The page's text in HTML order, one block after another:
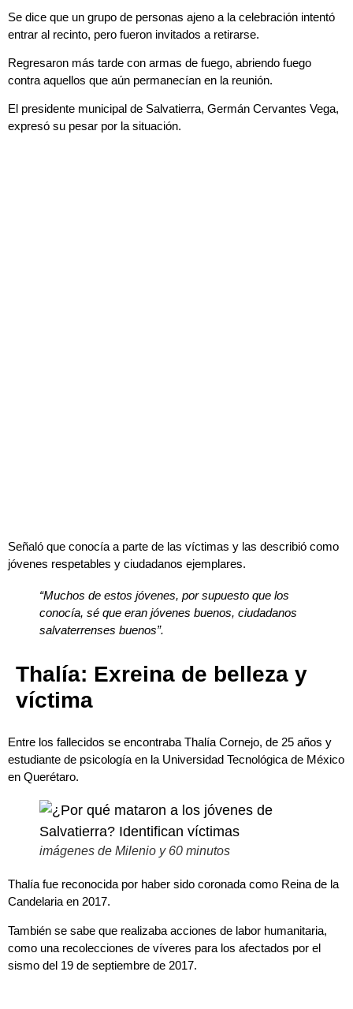
Se dice que un grupo de personas ajeno a la celebración intentó
entrar al recinto, pero fueron invitados a retirarse.
Regresaron más tarde con armas de fuego, abriendo fuego
contra aquellos que aún permanecían en la reunión.
El presidente municipal de Salvatierra, Germán Cervantes Vega,
expresó su pesar por la situación.
Señaló que conocía a parte de las víctimas y las describió como
jóvenes respetables y ciudadanos ejemplares.
“Muchos de estos jóvenes, por supuesto que los
conocía, sé que eran jóvenes buenos, ciudadanos
salvaterrenses buenos”.
Thalía: Exreina de belleza y
víctima
Entre los fallecidos se encontraba Thalía Cornejo, de 25 años y
estudiante de psicología en la Universidad Tecnológica de México
en Querétaro.
imágenes de Milenio y 60 minutos
Thalía fue reconocida por haber sido coronada como Reina de la
Candelaria en 2017.
También se sabe que realizaba acciones de labor humanitaria,
como una recolecciones de víveres para los afectados por el
sismo del 19 de septiembre de 2017.